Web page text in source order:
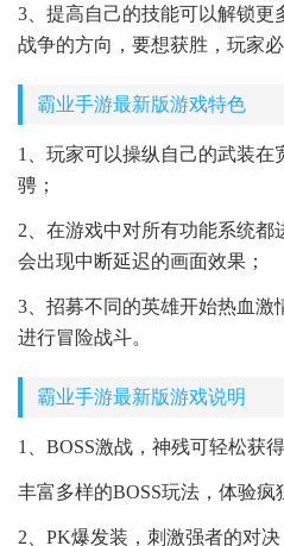
3、提高自己的技能可以解锁更
战争的方向，要想获胜，玩家
霸业手游最新版游戏特色
1、玩家可以操纵自己的武装在
骋；
2、在游戏中对所有功能系统都
会出现中断延迟的画面效果；
3、招募不同的英雄开始热血激
进行冒险战斗。
霸业手游最新版游戏说明
1、BOSS激战，神残可轻松获得
丰富多样的BOSS玩法，体验疯
2、PK爆发装，刺激强者的对决